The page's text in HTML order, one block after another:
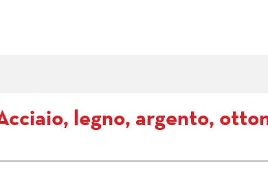
legno, argento,